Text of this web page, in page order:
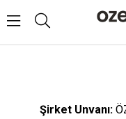
Şirket Unvanı: